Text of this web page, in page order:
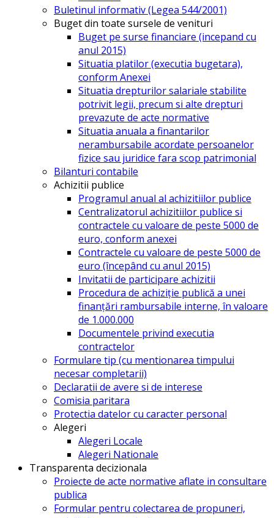
Buletinul informativ (Legea 544/2001)
Buget din toate sursele de venituri
Buget pe surse financiare (incepand cu
anul 2015)
Situatia platilor (executia bugetara),
conform Anexei
Situatia drepturilor salariale stabilite
potrivit legii, precum si alte drepturi
prevazute de acte normative
Situatia anuala a finantarilor
nerambursabile acordate persoanelor
fizice sau juridice fara scop patrimonial
Bilanturi contabile
Achizitii publice
Programul anual al achizitiilor publice
Centralizatorul achizitiilor publice si
contractele cu valoare de peste 5000 de
euro, conform anexei
Contractele cu valoare de peste 5000 de
euro (începând cu anul 2015)
Invitatii de participare achizitii
Procedura de achiziție publică a unei
finanțări rambursabile interne, în valoare
de 1.000.000
Documentele privind executia
contractelor
Formulare tip (cu mentionarea timpului
necesar completarii)
Declaratii de avere si de interese
Comisia paritara
Protectia datelor cu caracter personal
Alegeri
Alegeri Locale
Alegeri Nationale
Transparenta decizionala
Proiecte de acte normative aflate in consultare
publica
Formular pentru colectarea de propuneri,